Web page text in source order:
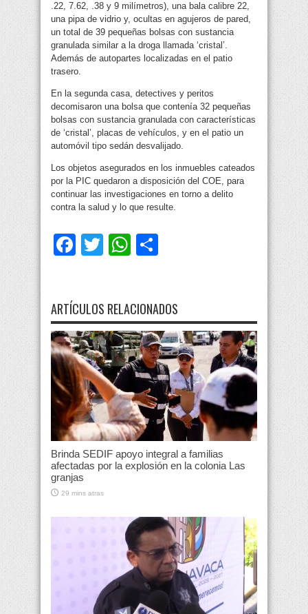
.22, 7.62, .38 y 9 milímetros), una bala calibre 22,
una pipa de vidrio y, ocultas en agujeros de pared,
un total de 39 pequeñas bolsas con sustancia
granulada similar a la droga llamada ‘cristal’.
Además de autopartes localizadas en el patio
trasero.
En la segunda casa, detectives y peritos
decomisaron una bolsa que contenía 32 pequeñas
bolsas con sustancia granulada con características
de ‘cristal’, placas de vehículos, y en el patio un
automóvil tipo sedán desvalijado.
Los objetos asegurados en los inmuebles cateados
por la PIC quedaron a disposición del COE, para
continuar las investigaciones en torno a delito
contra la salud y lo que resulte.
Facebook
TwitterWhatsApp
ARTÍCULOS RELACIONADOS
Brinda SEDIF apoyo integral a familias
afectadas por la explosión en la colonia Las
granjas
29 mins atras